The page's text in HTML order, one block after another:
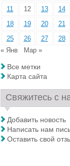
11
12 13 14
18
19 20 21
25
26 27
28
« Янв
Мар »
Все метки
Карта сайта
Свяжитесь с
Добавить новость
Написать нам
Оставить свой